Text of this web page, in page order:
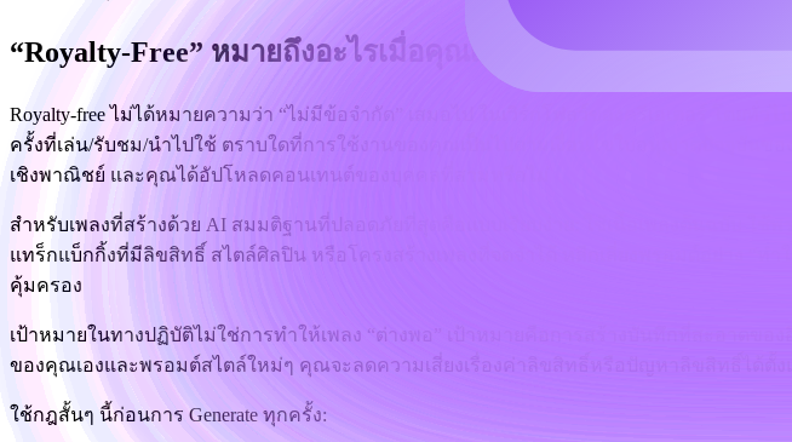
“Royalty-Free” หมายถึงอะไรเมื่อคุณเปลี่ยนเนื้อเพลงให้เป็นเพ
Royalty-free ไม่ได้หมายความว่า “ไม่มีข้อจำกัด” เสมอไป ในเวิร์กโฟลว์ของครีเอเตอร์ โด
ครั้งที่เล่น/รับชม/นำไปใช้ ตราบใดที่การใช้งานของคุณเป็นไปตามเงื่อนไขใบอนุญาตปัจจุบัน
เชิงพาณิชย์ และคุณได้อัปโหลดคอนเทนต์ของบุคคลที่สามหรือไม่
สำหรับเพลงที่สร้างด้วย AI สมมติฐานที่ปลอดภัยที่สุดคือแบบเรียบง่าย: ใช้เนื้อเพลงต้นฉบับ ใ
แทร็กแบ็กกิ้งที่มีลิขสิทธิ์ สไตล์ศิลปิน หรือโครงสร้างเพลงที่จดจำได้ หลีกเลี่ยงพรอมต์อย่าง “ท
คุ้มครอง
เป้าหมายในทางปฏิบัติไม่ใช่การทำให้เพลง “ต่างพอ” เป้าหมายคือการสร้างบันทึกที่สะอาดข
ของคุณเองและพรอมต์สไตล์ใหม่ๆ คุณจะลดความเสี่ยงเรื่องค่าลิขสิทธิ์หรือปัญหาลิขสิทธิ์ได้ตั้ง
ใช้กฎสั้นๆ นี้ก่อนการ Generate ทุกครั้ง: